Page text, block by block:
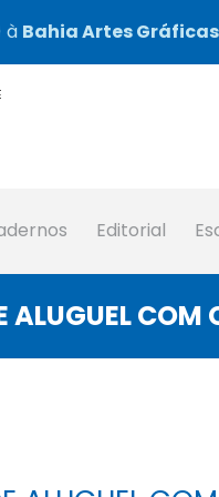
à Bahia Artes
Editorial
ALUGUEL